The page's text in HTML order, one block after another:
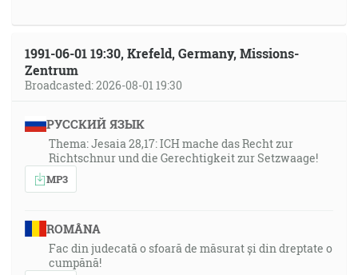
1991-06-01 19:30, Krefeld, Germany, Missions-
Zentrum
Broadcasted: 2026-08-01 19:30
РУССКИЙ ЯЗЫК
Thema: Jesaia 28,17: ICH mache das Recht zur
Richtschnur und die Gerechtigkeit zur Setzwaage!
MP3
ROMÂNA
Fac din judecată o sfoară de măsurat și din dreptate o
cumpănă!